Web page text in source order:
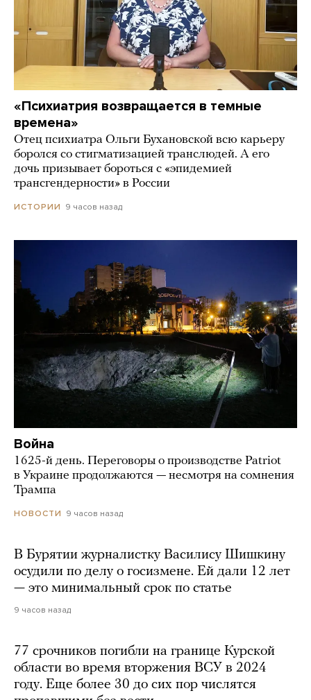
«Психиатрия возвращается в темные
времена»
Отец психиатра Ольги Бухановской всю карьеру
боролся со стигматизацией транслюдей. А его
дочь призывает бороться с «эпидемией
трансгендерности» в России
ИСТОРИИ 9 часов назад
Война
1625-й день. Переговоры о производстве Patriot
в Украине продолжаются — несмотря на сомнения
Трампа
НОВОСТИ 9 часов назад
В Бурятии журналистку Василису Шишкину
осудили по делу о госизмене. Ей дали 12 лет
— это минимальный срок по статье
9 часов назад
77 срочников погибли на границе Курской
области во время вторжения ВСУ в 2024
году. Еще более 30 до сих пор числятся